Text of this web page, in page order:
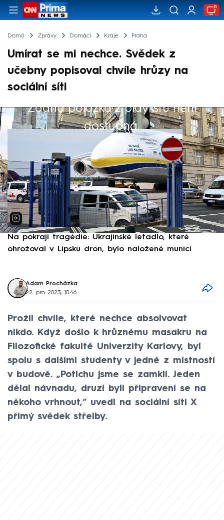
Domů Zprávy Domácí Kraje Praha
Umírat se mi nechce. Svědek z
učebny popisoval chvíle hrůzy na
sociální síti
Žádná položka z playlistu není
dostupná.
Výběr redakce
Na pokraji tragédie: Ukrajinské letadlo, které
ohrožoval v Lipsku dron, bylo naložené municí
Adam Procházka
22. pro 2023, 10:46
Prožil chvíle, které nechce absolvovat
nikdo. Když došlo k hrůznému masakru na
Filozofické fakultě Univerzity Karlovy, byl
spolu s dalšími studenty v jedné z místností
v budově. „Potichu jsme se zamkli. Jeden
dělal návnadu, druzí byli připravení se na
někoho vrhnout,“ uvedl na sociální síti X
přímý svědek střelby.